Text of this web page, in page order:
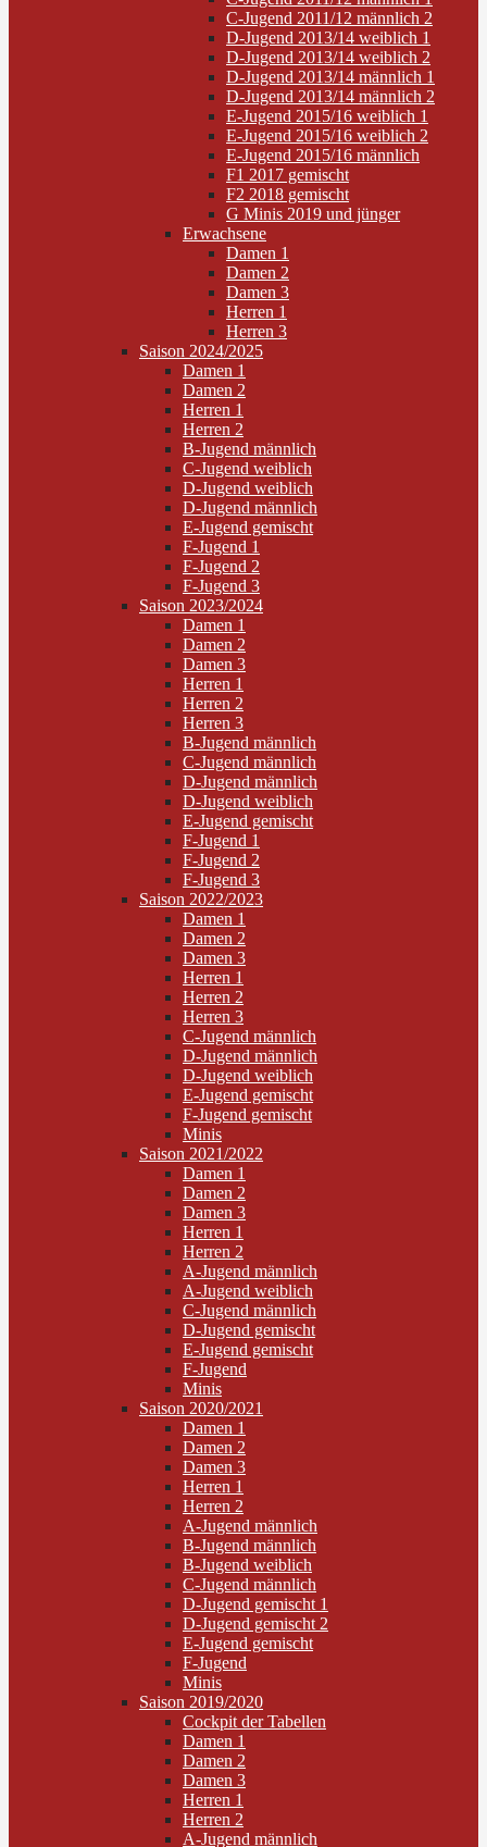
C-Jugend 2011/12 männlich 2
D-Jugend 2013/14 weiblich 1
D-Jugend 2013/14 weiblich 2
D-Jugend 2013/14 männlich 1
D-Jugend 2013/14 männlich 2
E-Jugend 2015/16 weiblich 1
E-Jugend 2015/16 weiblich 2
E-Jugend 2015/16 männlich
F1 2017 gemischt
F2 2018 gemischt
G Minis 2019 und jünger
Erwachsene
Damen 1
Damen 2
Damen 3
Herren 1
Herren 3
Saison 2024/2025
Damen 1
Damen 2
Herren 1
Herren 2
B-Jugend männlich
C-Jugend weiblich
D-Jugend weiblich
D-Jugend männlich
E-Jugend gemischt
F-Jugend 1
F-Jugend 2
F-Jugend 3
Saison 2023/2024
Damen 1
Damen 2
Damen 3
Herren 1
Herren 2
Herren 3
B-Jugend männlich
C-Jugend männlich
D-Jugend männlich
D-Jugend weiblich
E-Jugend gemischt
F-Jugend 1
F-Jugend 2
F-Jugend 3
Saison 2022/2023
Damen 1
Damen 2
Damen 3
Herren 1
Herren 2
Herren 3
C-Jugend männlich
D-Jugend männlich
D-Jugend weiblich
E-Jugend gemischt
F-Jugend gemischt
Minis
Saison 2021/2022
Damen 1
Damen 2
Damen 3
Herren 1
Herren 2
A-Jugend männlich
A-Jugend weiblich
C-Jugend männlich
D-Jugend gemischt
E-Jugend gemischt
F-Jugend
Minis
Saison 2020/2021
Damen 1
Damen 2
Damen 3
Herren 1
Herren 2
A-Jugend männlich
B-Jugend männlich
B-Jugend weiblich
C-Jugend männlich
D-Jugend gemischt 1
D-Jugend gemischt 2
E-Jugend gemischt
F-Jugend
Minis
Saison 2019/2020
Cockpit der Tabellen
Damen 1
Damen 2
Damen 3
Herren 1
Herren 2
A-Jugend männlich